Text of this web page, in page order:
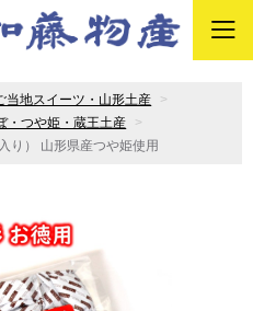
当地スイーツ・山形土産
・つや姫・蔵王土産
り） 山形県産つや姫使用